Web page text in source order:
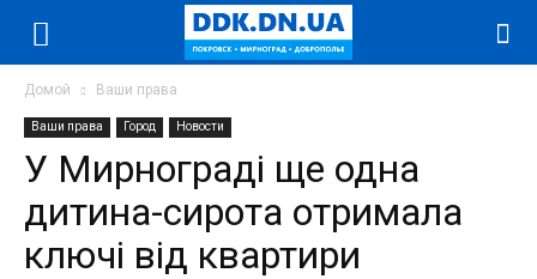
Домой Ваши права
Ваши права Город Новости
У Мирнограді ще одна
дитина-сирота отримала
ключі від квартири